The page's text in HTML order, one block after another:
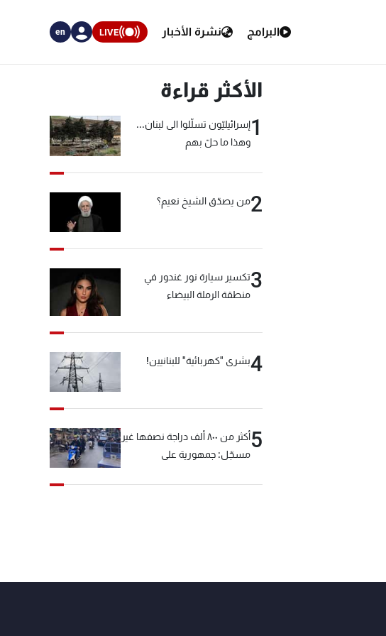
البرامج نشرة الأخبار LIVE
en
الأكثر قراءة
1إسرائيليّون تسلّلوا الى لبنان...
وهذا ما حلّ بهم
2من يصدّق الشيخ نعيم؟
3تكسير سيارة نور غندور في
منطقة الرملة البيضاء
4بشرى "كهربائية" للبنانيين!
5
أكثر من ٨٠٠ ألف دراجة نصفها غير
مسجّل: جمهورية على